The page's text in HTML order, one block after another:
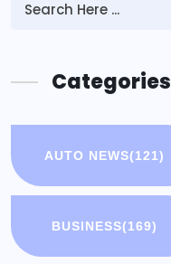
Categories
AUTO NEWS(121)
BUSINESS(169)